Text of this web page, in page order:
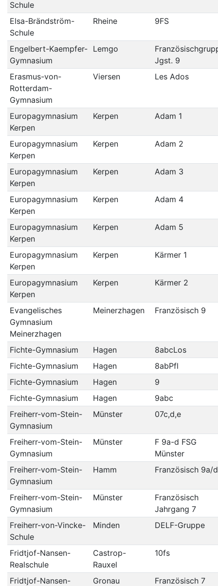
Schule
Elsa-Brändström-
Schule
Rheine 9FS
Engelbert-Kaempfer-
Gymnasium
Lemgo
Jgst. 9
Erasmus-von-
Rotterdam-
Gymnasium
Viersen Les Ados
Europagymnasium
Kerpen
Kerpen Adam 1
Europagymnasium
Kerpen
Kerpen Adam 2
Europagymnasium
Kerpen
Kerpen Adam 3
Europagymnasium
Kerpen
Kerpen Adam 4
Europagymnasium
Kerpen
Kerpen Adam 5
Europagymnasium
Kerpen
Kerpen Kärmer 1
Europagymnasium
Kerpen
Kerpen Kärmer 2
Evangelisches
Gymnasium
Meinerzhagen
Meinerzhagen Französisch 9
Fichte-Gymnasium Hagen
8abcLos
Fichte-Gymnasium
Hagen
8abPfl
Fichte-Gymnasium
Hagen
9
Fichte-Gymnasium
Hagen
9abc
Freiherr-vom-Stein-
Gymnasium
Münster 07c,d,e
Freiherr-vom-Stein-
Gymnasium
Münster
F 9a-d FSG
Münster
Freiherr-vom-Stein-
Gymnasium
Hamm Französisch 9a/d
Freiherr-vom-Stein-
Gymnasium
Münster
Französisch
Jahrgang 7
Freiherr-von-Vincke-
Schule
Minden DELF-Gruppe
Fridtjof-Nansen-
Realschule
Castrop-
Rauxel
10fs
Fridtjof-Nansen-
Gronau
Französisch 7